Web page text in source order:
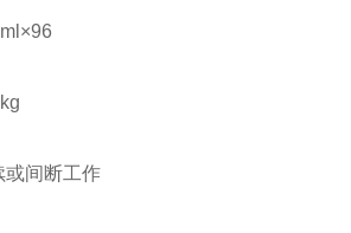
或间断工作